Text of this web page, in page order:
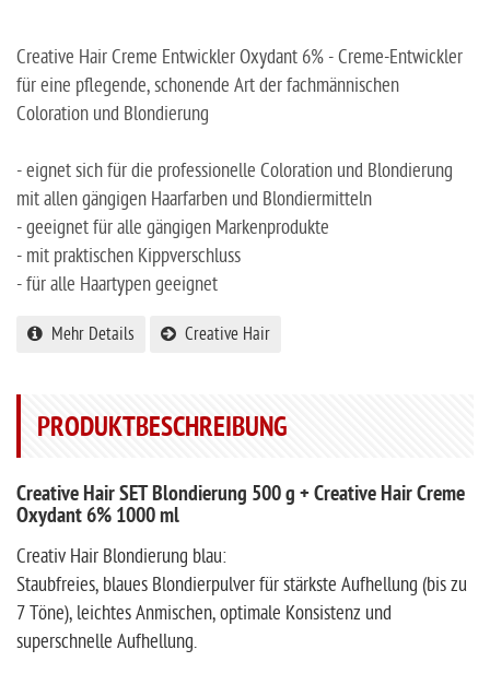
Creative Hair Creme Entwickler Oxydant 6% - Creme-Entwickler
für eine pflegende, schonende Art der fachmännischen
Coloration und Blondierung
- eignet sich für die professionelle Coloration und Blondierung
mit allen gängigen Haarfarben und Blondiermitteln
- geeignet für alle gängigen Markenprodukte
- mit praktischen Kippverschluss
- für alle Haartypen geeignet
Mehr Details Creative Hair
PRODUKTBESCHREIBUNG
Creative Hair SET Blondierung 500 g + Creative Hair Creme
Oxydant 6% 1000 ml
Creativ Hair Blondierung blau:
Staubfreies, blaues Blondierpulver für stärkste Aufhellung (bis zu
7 Töne), leichtes Anmischen, optimale Konsistenz und
superschnelle Aufhellung.